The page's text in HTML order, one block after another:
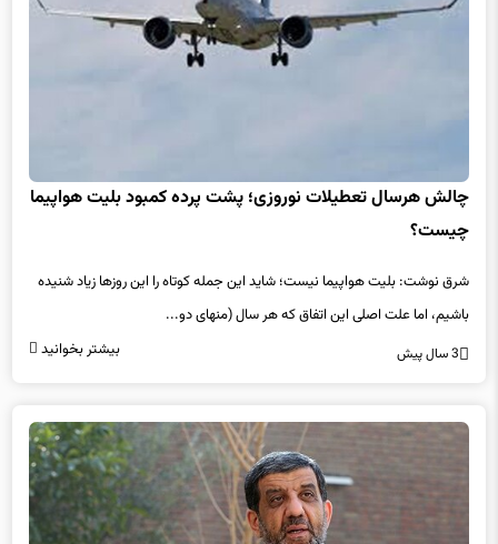
چالش هرسال تعطیلات نوروزی؛ پشت پرده کمبود بلیت هواپیما
چیست؟
شرق نوشت: بلیت هواپیما نیست؛ شاید این جمله کوتاه را این روزها زیاد شنیده
باشیم، اما علت اصلی این اتفاق که هر سال (منهای دو...
3 سال پیش بیشتر بخوانید